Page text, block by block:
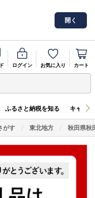
開く
ログイン お気に入り カート
ふるさと納税を知る キャン
がす 東北地方 秋田県秋